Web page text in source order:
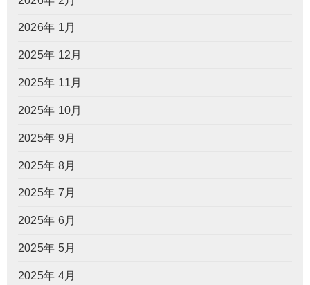
2026年 1月
2025年 12月
2025年 11月
2025年 10月
2025年 9月
2025年 8月
2025年 7月
2025年 6月
2025年 5月
2025年 4月